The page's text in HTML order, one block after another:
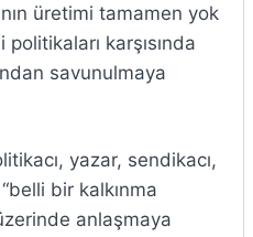
üretimi tamamen yok
karşısında
savunulmaya
yazar, sendikacı,
bir kalkınma
anlaşmaya